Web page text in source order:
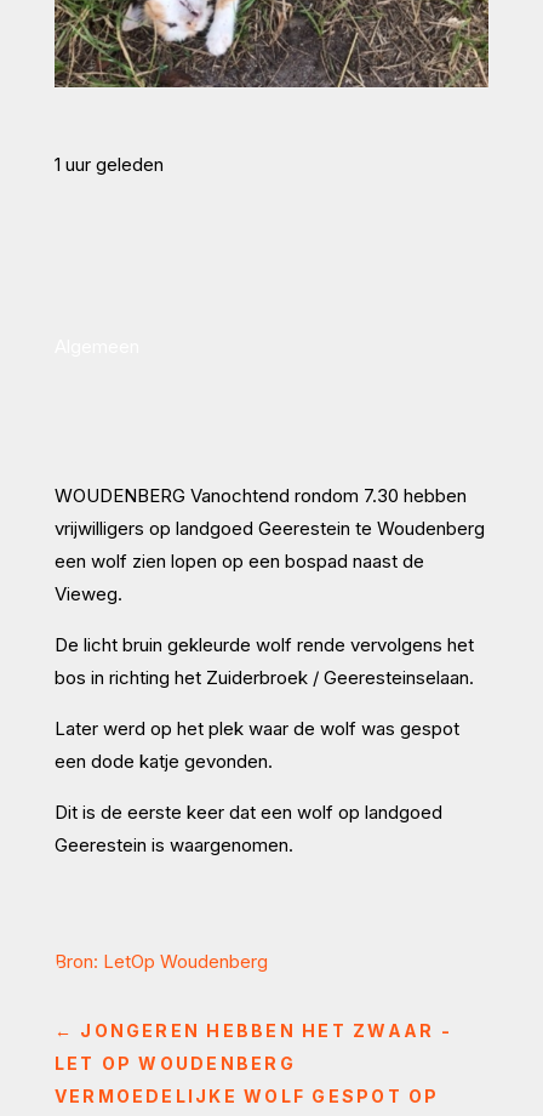
1 uur geleden
WOUDENBERG Vanochtend rondom 7.30 hebben
vrijwilligers op landgoed Geerestein te Woudenberg
een wolf zien lopen op een bospad naast de
Vieweg.
De licht bruin gekleurde wolf rende vervolgens het
bos in richting het Zuiderbroek / Geeresteinselaan.
Later werd op het plek waar de wolf was gespot
een dode katje gevonden.
Dit is de eerste keer dat een wolf op landgoed
Geerestein is waargenomen.
Bron: LetOp Woudenberg
← JONGEREN HEBBEN HET ZWAAR -
LET OP WOUDENBERG
VERMOEDELIJKE WOLF GESPOT OP